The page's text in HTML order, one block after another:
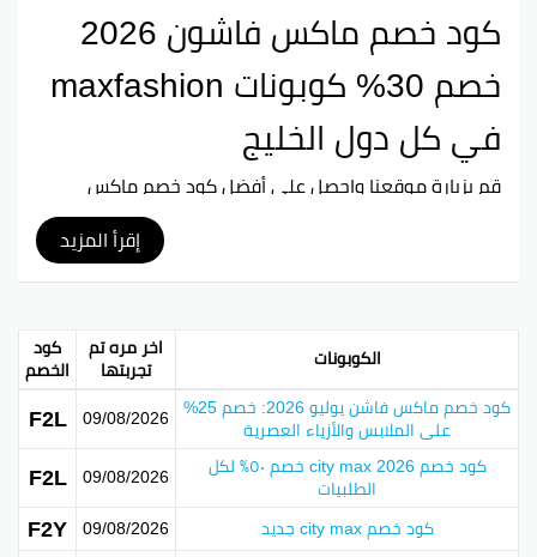
إقرأ المزيد
كود خصم ماكس فاشون 2026
خصم 30% كوبونات maxfashion
في كل دول الخليج
قم بزيارة موقعنا واحصل على أفضلكود خصم ماكس
وكوبون خصم ماكس فاشون لشغال في جميع دول
الخليج العربي وفر المال الأن مع القسائم maxfashion التي
متاجرون وشركات لجذب المزيد من الزبائن وزيادة مبيعاتهم.
تختلف الخصومات في نسبها وأنواعها ويمكن أن تكون
عروضًا ترويجية مؤقتة أو خصومات دائمة للمستهلكين
المخلصين. تعتبر الخصومات أداة هامة في جذب العملاء
والتنافس مع منافسيك في سوق الملابس.
طرق الحصول على خصم إضافي
هناك عدة طرق للحصول على خصم إضافي عند التسوق في
الكوبونات اخر مره تم
تجربتها
كود
الخصم
كود خصم ماكس فاشن يوليو 2026: خصم 25%
على الملابس والأزياء العصرية 09/08/2026
F2L
كود خصم city max 2026 خصم ٥٠٪ لكل
الطلبيات 09/08/2026
F2L
كود خصم city max جديد 09/08/2026
F2Y